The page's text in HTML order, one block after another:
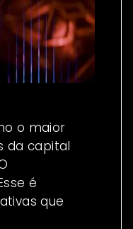
o maior
da capital
é
que